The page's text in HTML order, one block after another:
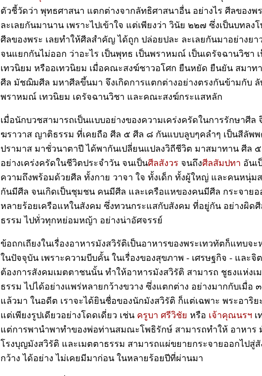
ตัวชี้วัดว่า พุทธศาสนา แตกต่างจากลัทธิศาสนาอื่น อย่างไร ศีลของพ
ละเลยกันมานาน เพราะไปเข้าใจ แต่เพียงว่า วินัย ๒๒๗ ซึ่งเป็นบทลง
ศีลของพระ เลยทำให้ศีลสำคัญ ได้ถูก ปล่อยปละ ละเลยกันมาอย่างยา
จนแยกกันไม่ออก ว่าอะไร เป็นพุทธ เป็นพราหมณ์ เป็นเดรัจฉานวิชา
เทวนิยม หรืออเทวนิยม เมื่อคณะสงฆ์ชาวอโศก ยืนหยัด ยืนยัน สมาท
ศีล มัชฌิมศีล มหาศีลขึ้นมา จึงเกิดการแตกต่างอย่างตรงกันข้ามกับ ลั
พราหมณ์ เทวนิยม เดรัจฉานวิชา และคณะสงฆ์กระแสหลัก
เมื่อนักบวชสามารถเป็นแบบอย่างของความเคร่งครัดในการรักษาศีล
ฆราวาส ญาติธรรม ที่เคยถือ ศีล ๕ ศีล ๘ กันแบบลูบๆคลำๆ เป็นสีลัพ
ปรามาส มาชั่วนาตาปี ได้พากันเปลี่ยนแปลงวิถีชีวิต มาสมาทาน ศีล
อย่างเคร่งครัดในชีวิตประจำวัน จนเป็นศีลสังวร จนถึงศีลสัมปทา อันเ
ความถึงพร้อมด้วยศีล ทั้งกาย วาจา ใจ ทั้งเด็ก ทั้งผู้ใหญ่ และคนหนุ่ม
กันมีศีล จนเกิดเป็นชุมชน คนมีศีล และเครือแหของคนมีศีล กระจายอ
หลายร้อยเครือแหในสังคม ซึ่งทวนกระแสกับสังคม ที่อยู่กัน อย่างผิด
ธรรม ไปทั่วทุกหย่อมหญ้า อย่างน่าอัศจรรย์
ข้อถกเถียงในเรื่องอาหารมังสวิรัติเป็นอาหารของพระเทวทัตก็แทบจะ
ในปัจจุบัน เพราะความบีบคั้น ในเรื่องของสุขภาพ - เศรษฐกิจ - และจิ
ต้องการสังคมเมตตาชนนั้น ทำให้อาหารมังสวิรัติ สามารถ ชูธงแห่งเ
ธรรม ไปได้อย่างแพร่หลายกว้างขวาง ซึ่งแตกต่าง อย่างมากกับเมื่อ
แล้วมา ในอดีต เราจะได้ยินชื่อของนักมังสวิรัติ ก็แต่เฉพาะ พระอาริย
แต่เพียงรูปเดียวอย่างโดดเดี่ยว เช่น ครูบา ศรีวิชัย หรือ เจ้าคุณนรฯ เ
แต่การพานำพาทำของพ่อท่านสมณะโพธิรักษ์ สามารถทำให้ อาหาร
โรงบุญมังสวิรัติ และเมตตาธรรม สามารถแผ่ขยายกระจายออกไปสู่สั
กว้าง ได้อย่าง ไม่เคยมีมาก่อน ในหลายร้อยปีที่ผ่านมา